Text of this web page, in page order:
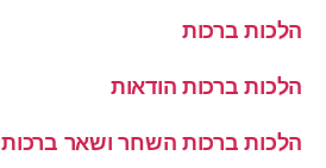
הלכות ברכות
הלכות ברכות הודאות
הלכות ברכות השחר ושאר ברכות